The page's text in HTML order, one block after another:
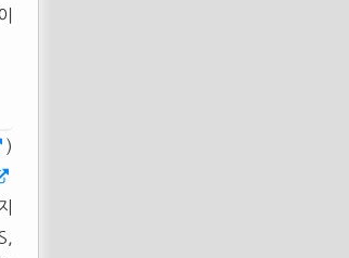
)